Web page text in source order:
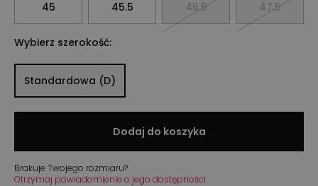
45 45.5 46.5 47.5
Wybierz szerokość:
Standardowa (D)
Dodaj do koszyka
Brakuje Twojego rozmiaru?
Otrzymaj powiadomienie o jego dostępności